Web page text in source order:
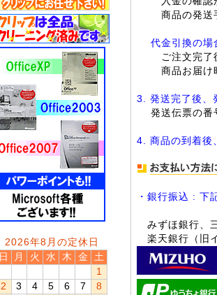
2026年8月の定休日
日
月 火 水 木 金
土
1
2
3 4 5 6 7
8
商品の発送手
代金引換の場
ご注文完了後
商品お届け時
3. 発送完了後、
発送伝票の番
4. 商品の到着後
・銀行振込 : 下
みずほ銀行、
楽天銀行（旧